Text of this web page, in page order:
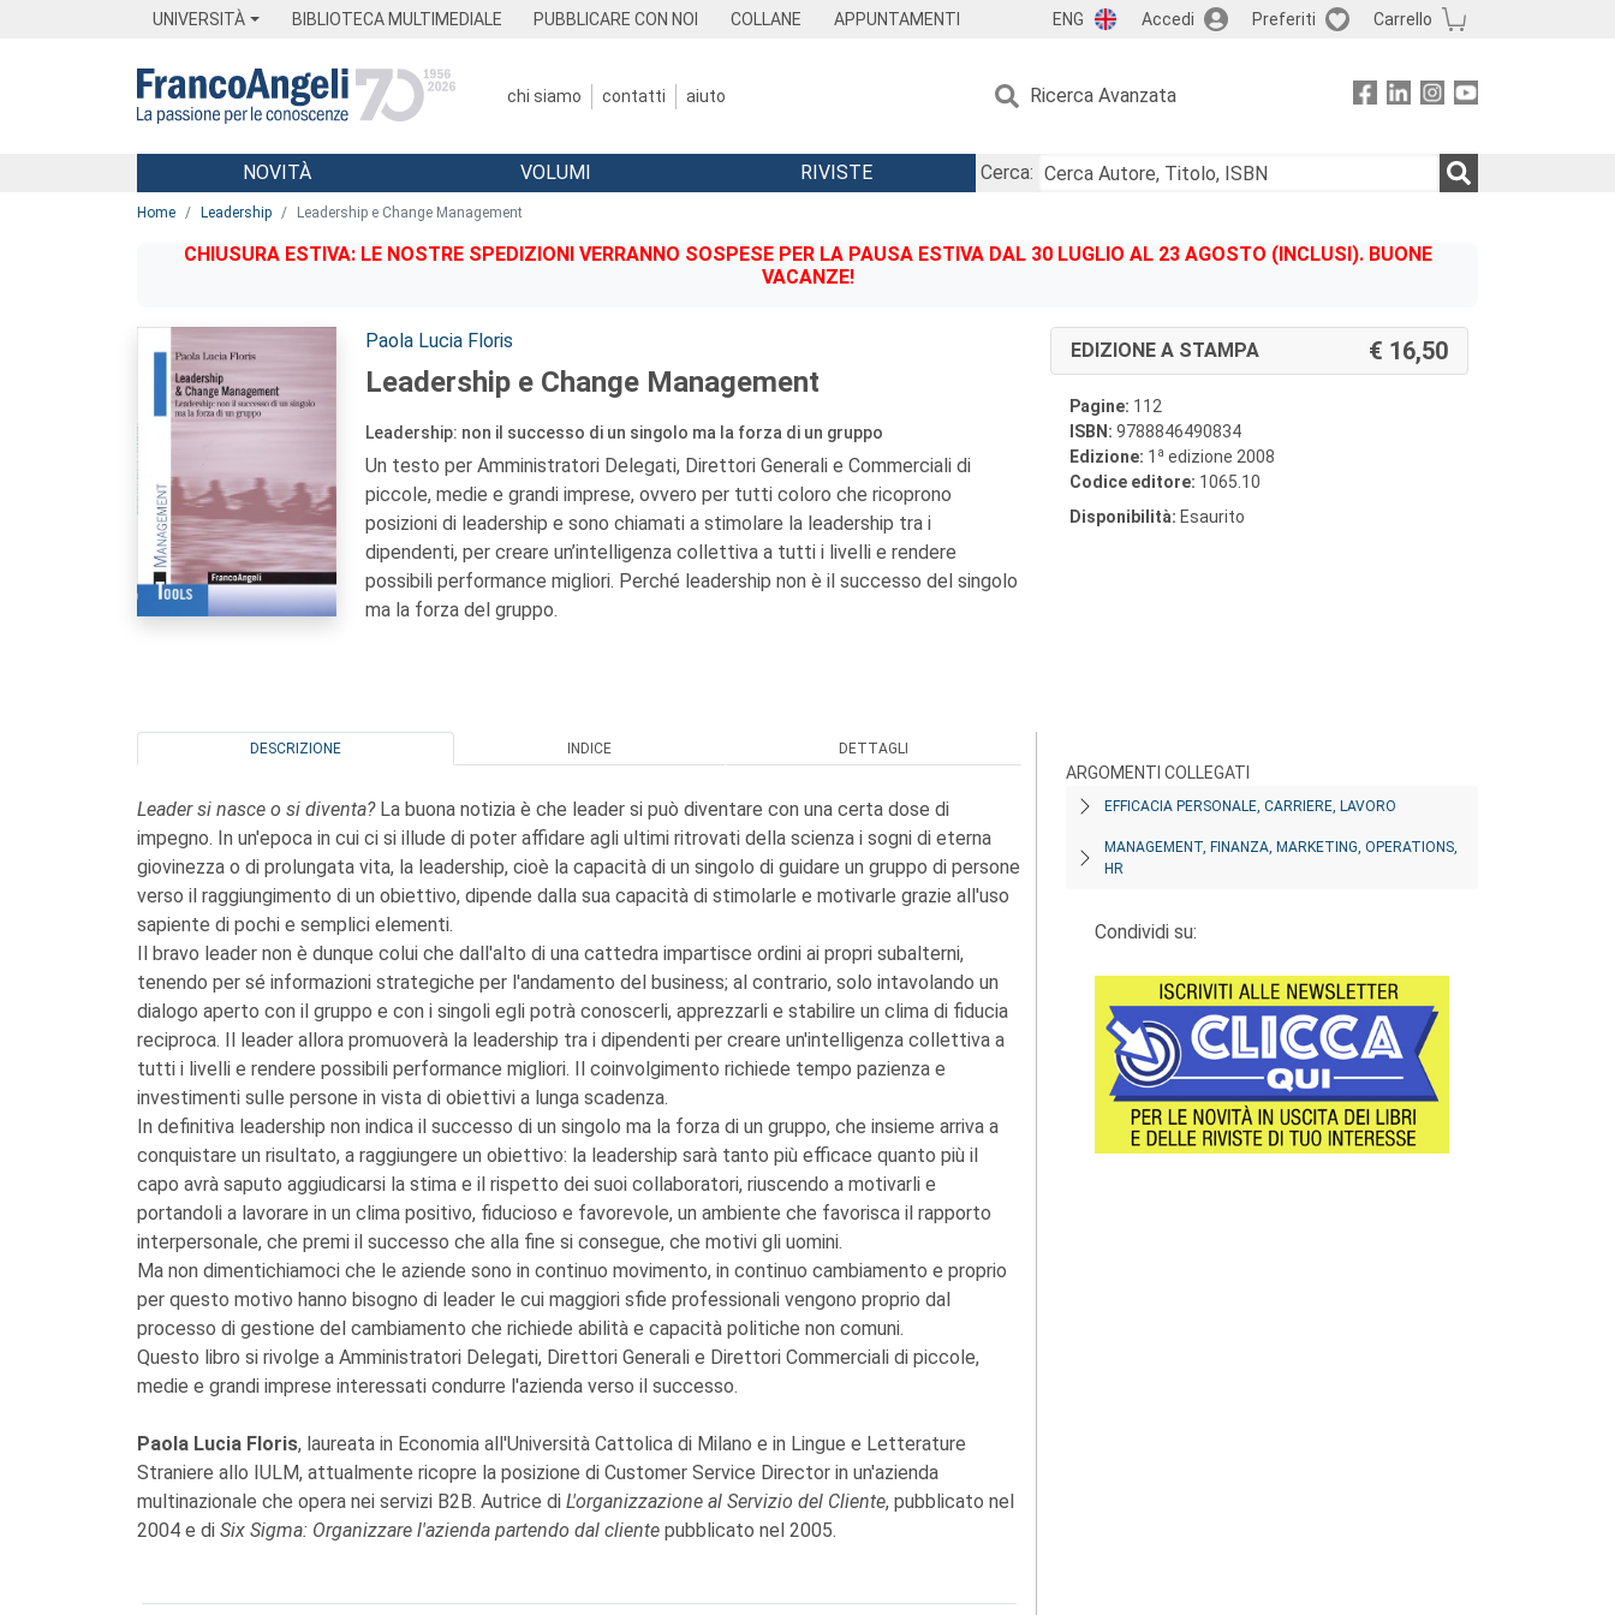
UNIVERSITÀ BIBLIOTECA MULTIMEDIALE PUBBLICARE CON NOI COLLANE APPUNTAMENTI ENG Accedi Preferiti Carrello
chi siamo contatti aiuto Ricerca Avanzata
Menu
NOVITÀ VOLUMI RIVISTE
Cerca:
Home Leadership Leadership e Change Management
CHIUSURA ESTIVA: LE NOSTRE SPEDIZIONI VERRANNO SOSPESE PER LA PAUSA ESTIVA DAL 30 LUGLIO AL 23 AGOSTO (INCLUSI). BUONE
VACANZE!
Autori:
Paola Lucia Floris
Leadership e Change Management
Leadership: non il successo di un singolo ma la forza di un gruppo
Un testo per Amministratori Delegati, Direttori Generali e Commerciali di
piccole, medie e grandi imprese, ovvero per tutti coloro che ricoprono
posizioni di leadership e sono chiamati a stimolare la leadership tra i
dipendenti, per creare un’intelligenza collettiva a tutti i livelli e rendere
possibili performance migliori. Perché leadership non è il successo del singolo
ma la forza del gruppo.
EDIZIONE A STAMPA 16,50
Pagine: 112
ISBN: 9788846490834
Edizione: 1 a edizione 2008
Codice editore: 1065.10
Disponibilità: Esaurito
DESCRIZIONE INDICE DETTAGLI
Leader si nasce o si diventa? La buona notizia è che leader si può diventare con una certa dose di
impegno. In un'epoca in cui ci si illude di poter affidare agli ultimi ritrovati della scienza i sogni di eterna
giovinezza o di prolungata vita, la leadership, cioè la capacità di un singolo di guidare un gruppo di persone
verso il raggiungimento di un obiettivo, dipende dalla sua capacità di stimolarle e motivarle grazie all'uso
sapiente di pochi e semplici elementi.
Il bravo leader non è dunque colui che dall'alto di una cattedra impartisce ordini ai propri subalterni,
tenendo per sé informazioni strategiche per l'andamento del business; al contrario, solo intavolando un
dialogo aperto con il gruppo e con i singoli egli potrà conoscerli, apprezzarli e stabilire un clima di fiducia
reciproca. Il leader allora promuoverà la leadership tra i dipendenti per creare un'intelligenza collettiva a
tutti i livelli e rendere possibili performance migliori. Il coinvolgimento richiede tempo pazienza e
investimenti sulle persone in vista di obiettivi a lunga scadenza.
In definitiva leadership non indica il successo di un singolo ma la forza di un gruppo, che insieme arriva a
conquistare un risultato, a raggiungere un obiettivo: la leadership sarà tanto più efficace quanto più il
capo avrà saputo aggiudicarsi la stima e il rispetto dei suoi collaboratori, riuscendo a motivarli e
portandoli a lavorare in un clima positivo, fiducioso e favorevole, un ambiente che favorisca il rapporto
interpersonale, che premi il successo che alla fine si consegue, che motivi gli uomini.
Ma non dimentichiamoci che le aziende sono in continuo movimento, in continuo cambiamento e proprio
per questo motivo hanno bisogno di leader le cui maggiori sfide professionali vengono proprio dal
processo di gestione del cambiamento che richiede abilità e capacità politiche non comuni.
Questo libro si rivolge a Amministratori Delegati, Direttori Generali e Direttori Commerciali di piccole,
medie e grandi imprese interessati condurre l'azienda verso il successo.
Paola Lucia Floris, laureata in Economia all'Università Cattolica di Milano e in Lingue e Letterature
Straniere allo IULM, attualmente ricopre la posizione di Customer Service Director in un'azienda
multinazionale che opera nei servizi B2B. Autrice di L'organizzazione al Servizio del Cliente, pubblicato nel
2004 e di Six Sigma: Organizzare l'azienda partendo dal cliente pubblicato nel 2005.
ARGOMENTI COLLEGATI
EFFICACIA PERSONALE, CARRIERE, LAVORO
MANAGEMENT, FINANZA, MARKETING, OPERATIONS,
HR
Condividi su: